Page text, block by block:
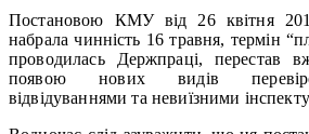
Постановою КМУ від 26 квітня
набрала чинність 16 травня, термін
проводилась Держпраці, перестав
появою нових видів
відвідуваннями та невиїзними